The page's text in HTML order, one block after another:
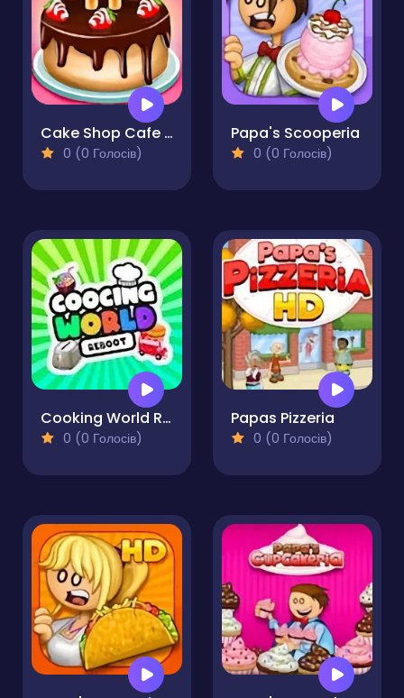
Cake Shop Cafe Pastries & Waffles cooking Game
0 (0 Голосів)
Papa's Scooperia
0 (0 Голосів)
Cooking World Reborn
0 (0 Голосів)
Papas Pizzeria
0 (0 Голосів)